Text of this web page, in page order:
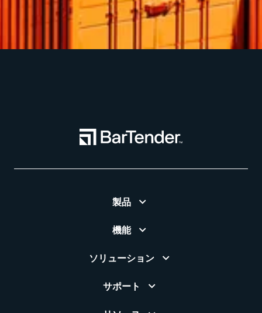
製品
機能
ソリューション
サポート